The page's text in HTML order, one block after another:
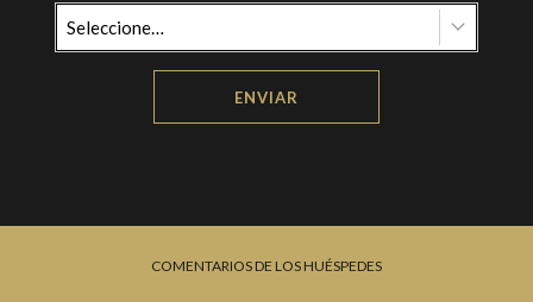
Seleccione…
ENVIAR
COMENTARIOS DE LOS HUÉSPEDES